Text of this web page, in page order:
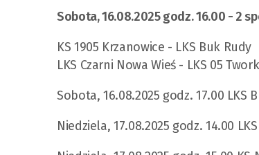
Sobota, 16.08.2025 godz. 16.00 - 2
KS 1905 Krzanowice - LKS Buk Rudy
LKS Czarni Nowa Wieś - LKS 05
Sobota, 16.08.2025 godz. 17.00 LKS
Niedziela, 17.08.2025 godz. 14.00